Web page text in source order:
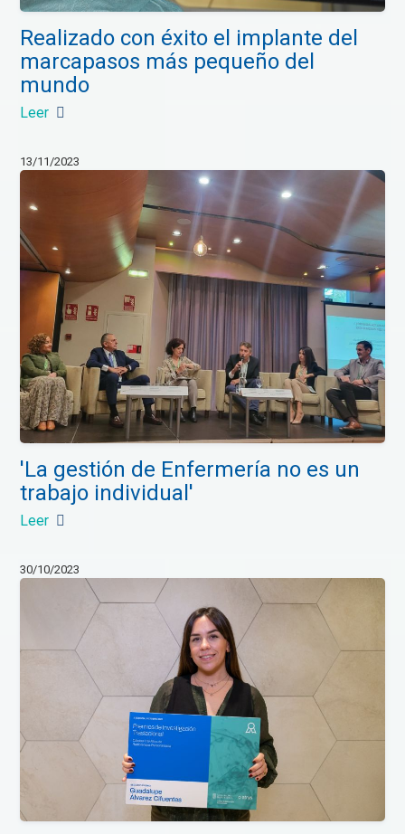
Realizado con éxito el implante del
marcapasos más pequeño del
mundo
Leer
13/11/2023
'La gestión de Enfermería no es un
trabajo individual'
Leer
30/10/2023